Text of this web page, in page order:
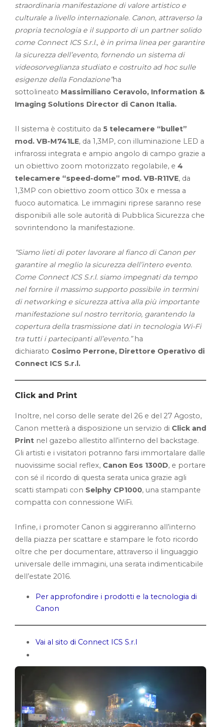
straordinaria manifestazione di valore artistico e
culturale a livello internazionale. Canon, attraverso la
propria tecnologia e il supporto di un partner solido
come Connect ICS S.r.l., è in prima linea per garantire
la sicurezza dell’evento, fornendo un sistema di
videosorveglianza studiato e costruito ad hoc sulle
esigenze della Fondazione”ha
sottolineato Massimiliano Ceravolo, Information &
Imaging Solutions Director di Canon Italia.
Il sistema è costituito da 5 telecamere “bullet”
mod. VB-M741LE, da 1,3MP, con illuminazione LED a
infrarossi integrata e ampio angolo di campo grazie a
un obiettivo zoom motorizzato regolabile, e 4
telecamere “speed-dome” mod. VB-R11VE, da
1,3MP con obiettivo zoom ottico 30x e messa a
fuoco automatica. Le immagini riprese saranno rese
disponibili alle sole autorità di Pubblica Sicurezza che
sovrintendono la manifestazione.
“Siamo lieti di poter lavorare al fianco di Canon per
garantire al meglio la sicurezza dell’intero evento.
Come Connect ICS S.r.l. siamo impegnati da tempo
nel fornire il massimo supporto possibile in termini
di networking e sicurezza attiva alla più importante
manifestazione sul nostro territorio, garantendo la
copertura della trasmissione dati in tecnologia Wi-Fi
tra tutti i partecipanti all’evento.” ha
dichiarato Cosimo Perrone, Direttore Operativo di
Connect ICS S.r.l.
Click and Print
Inoltre, nel corso delle serate del 26 e del 27 Agosto,
Canon metterà a disposizione un servizio di Click and
Print nel gazebo allestito all’interno del backstage.
Gli artisti e i visitatori potranno farsi immortalare dalle
nuovissime social reflex, Canon Eos 1300D, e portare
con sé il ricordo di questa serata unica grazie agli
scatti stampati con Selphy CP1000, una stampante
compatta con connessione WiFi.
Infine, i promoter Canon si aggireranno all’interno
della piazza per scattare e stampare le foto ricordo
oltre che per documentare, attraverso il linguaggio
universale delle immagini, una serata indimenticabile
dell’estate 2016.
Per approfondire i prodotti e la tecnologia di
Canon
Vai al sito di Connect ICS S.r.l